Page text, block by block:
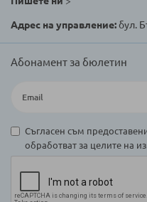
Адрес на управление:бул.
Абонамент за бюлетин
Съгласен съм
обработват за целите на